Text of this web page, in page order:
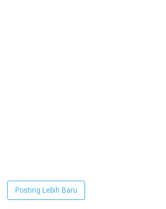
Posting Lebih Baru